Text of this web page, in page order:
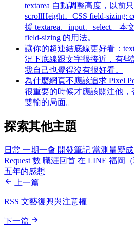
textarea 自動調整高度，以前
scrollHeight。CSS field-sizing:
援 textarea、input、select。
field-sizing 的用法。
讓你的超連結底線更好看：
況下底線跟文字很接近，有些
我自己也覺得沒有很好看。
為什麼網頁不應該追求 Pixel
很重要的時候才應該關注他
雙輸的局面。
探索其他主題
日常 一期一會 開發筆記 當測量變
Request 數 職涯回首 在 LINE 福岡
五年的感想
上一篇
RSS 文藝復興與注意權
下一篇